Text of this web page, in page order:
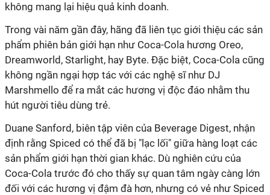
không mang lại hiệu quả kinh doanh.
Trong vài năm gần đây, hãng đã liên tục giới thiệu các sản
phẩm phiên bản giới hạn như Coca-Cola hương Oreo,
Dreamworld, Starlight, hay Byte. Đặc biệt, Coca-Cola cũng
không ngần ngại hợp tác với các nghệ sĩ như DJ
Marshmello để ra mắt các hương vị độc đáo nhằm thu
hút người tiêu dùng trẻ.
Duane Sanford, biên tập viên của Beverage Digest, nhận
định rằng Spiced có thể đã bị "lạc lối" giữa hàng loạt các
sản phẩm giới hạn thời gian khác. Dù nghiên cứu của
Coca-Cola trước đó cho thấy sự quan tâm ngày càng lớn
đối với các hương vị đậm đà hơn, nhưng có vẻ như Spiced